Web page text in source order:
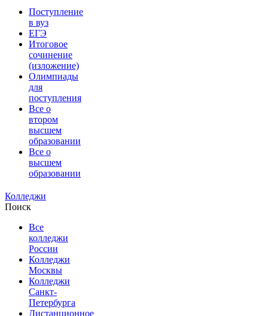
Поступление
в вуз
ЕГЭ
Итоговое
сочинение
(изложение)
Олимпиады
для
поступления
Все о
втором
высшем
образовании
Все о
высшем
образовании
Колледжи
Поиск
Все
колледжи
России
Колледжи
Москвы
Колледжи
Санкт-
Петербурга
Дистанционное